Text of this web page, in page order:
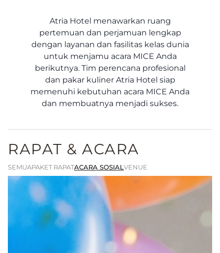
Atria Hotel menawarkan ruang
pertemuan dan perjamuan lengkap
dengan layanan dan fasilitas kelas dunia
untuk menjamu acara MICE Anda
berikutnya. Tim perencana profesional
dan pakar kuliner Atria Hotel siap
memenuhi kebutuhan acara MICE Anda
dan membuatnya menjadi sukses.
RAPAT & ACARA
SEMUAPAKET RAPATACARA SOSIALVENUE